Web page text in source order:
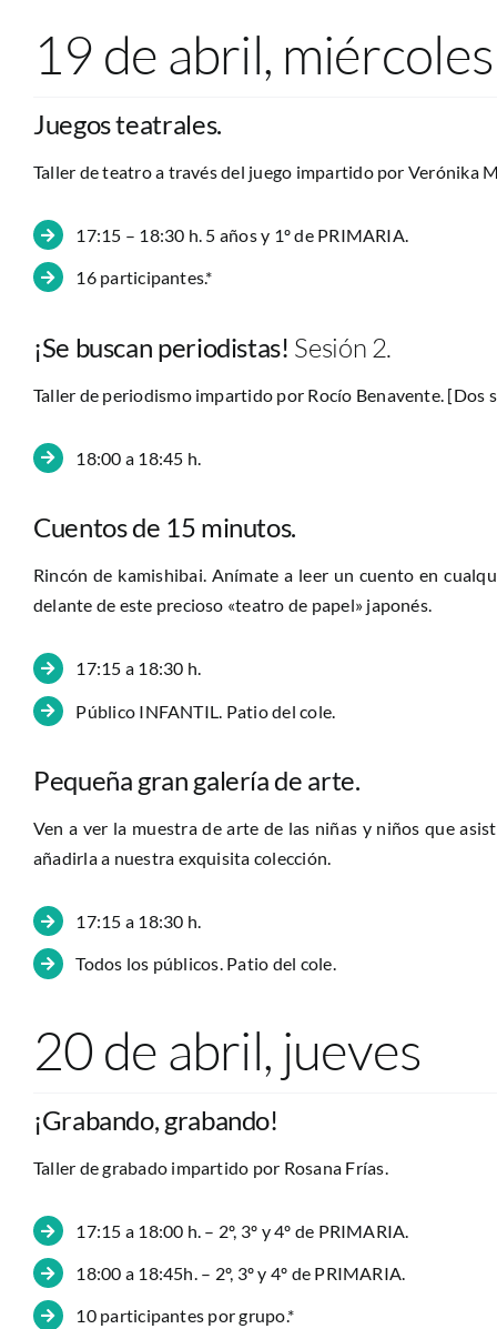
19 de abril, miércoles
Juegos teatrales.
Taller de teatro a través del juego impartido por Verónika
17:15 – 18:30 h. 5 años y 1º de PRIMARIA.
16 participantes.*
¡Se buscan periodistas! Sesión 2.
Taller de periodismo impartido por Rocío Benavente. [Dos
18:00 a 18:45 h.
Cuentos de 15 minutos.
Rincón de kamishibai. Anímate a leer un cuento en
delante de este precioso «teatro de papel» japonés.
17:15 a 18:30 h.
Público INFANTIL. Patio del cole.
Pequeña gran galería de arte.
Ven a ver la muestra de arte de las niñas y niños que
añadirla a nuestra exquisita colección.
17:15 a 18:30 h.
Todos los públicos. Patio del cole.
20 de abril, jueves
¡Grabando, grabando!
Taller de grabado impartido por Rosana Frías.
17:15 a 18:00 h. – 2º, 3º y 4º de PRIMARIA.
18:00 a 18:45h. – 2º, 3º y 4º de PRIMARIA.
10 participantes por grupo.*